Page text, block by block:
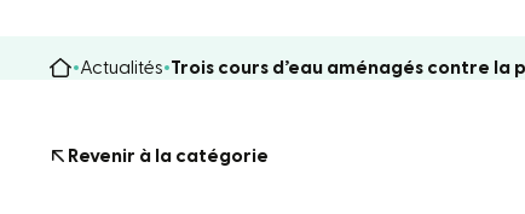
Actualités Trois cours d’eau aménagés contre
Revenir à la catégorie